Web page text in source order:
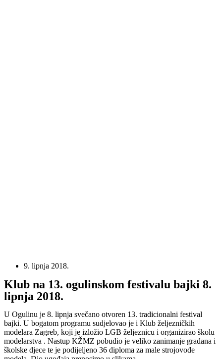
9. lipnja 2018.
Klub na 13. ogulinskom festivalu bajki 8.
lipnja 2018.
U Ogulinu je 8. lipnja svečano otvoren 13. tradicionalni festival
bajki. U bogatom programu sudjelovao je i Klub željezničkih
modelara Zagreb, koji je izložio LGB željeznicu i organizirao školu
modelarstva . Nastup KŽMZ pobudio je veliko zanimanje građana i
školske djece te je podijeljeno 36 diploma za male strojovođe